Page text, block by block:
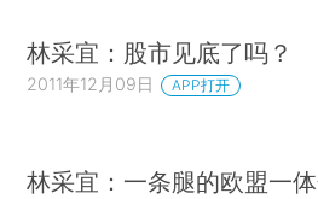
林采宜：股市见底了吗？
2011年12月09日 APP打开
林采宜：一条腿的欧盟一